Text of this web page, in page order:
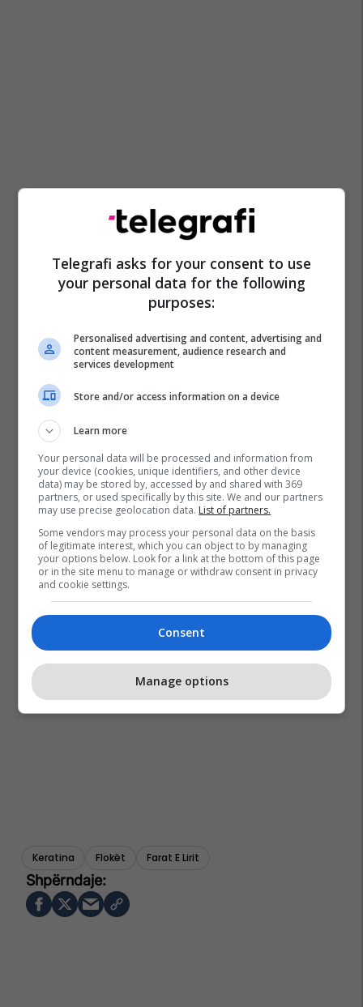
Keratina Flokët Farat E Lirit
Telegrafi asks for your consent to use
your personal data for the following
purposes:
Personalised advertising and content, advertising and
content measurement, audience research and
services development
Store and/or access information on a device
Learn more
Your personal data will be processed and information from
your device (cookies, unique identifiers, and other device
data) may be stored by, accessed by and shared with 369
partners, or used specifically by this site. We and our partners
may use precise geolocation data. List of partners.
Some vendors may process your personal data on the basis
of legitimate interest, which you can object to by managing
your options below. Look for a link at the bottom of this page
or in the site menu to manage or withdraw consent in privacy
and cookie settings.
Consent
Manage options